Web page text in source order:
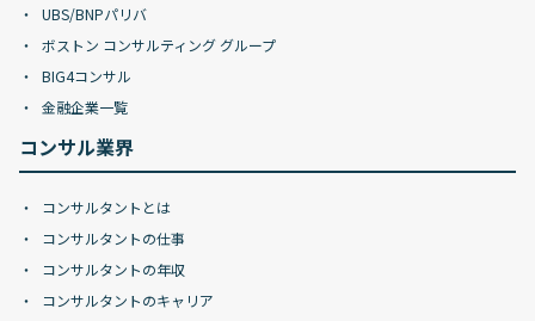
UBS/BNPパリバ
ボストン コンサルティング グループ
BIG4コンサル
金融企業一覧
コンサル業界
コンサルタントとは
コンサルタントの仕事
コンサルタントの年収
コンサルタントのキャリア